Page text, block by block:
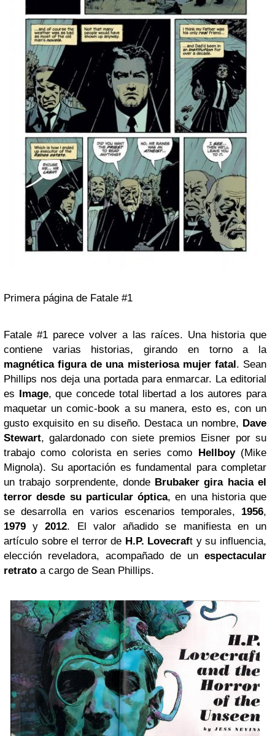
Primera página de Fatale #1
Fatale #1 parece volver a las raíces. Una historia que
contiene varias historias, girando en torno a la
magnética figura de una misteriosa mujer fatal. Sean
Phillips nos deja una portada para enmarcar. La editorial
es Image, que concede total libertad a los autores para
maquetar un comic-book a su manera, esto es, con un
gusto exquisito en su diseño. Destaca un nombre, Dave
Stewart, galardonado con siete premios Eisner por su
trabajo como colorista en series como Hellboy(Mike
Mignola). Su aportación es fundamental para completar
un trabajo sorprendente, donde Brubaker gira hacia el
terror desde su particular óptica, en una historia que
se desarrolla en varios escenarios temporales, 1956,
1979 y2012. El valor añadido se manifiesta en un
artículo sobre el terror de H.P. Lovecraft y su influencia,
elección reveladora, acompañado de un espectacular
retrato a cargo de Sean Phillips.